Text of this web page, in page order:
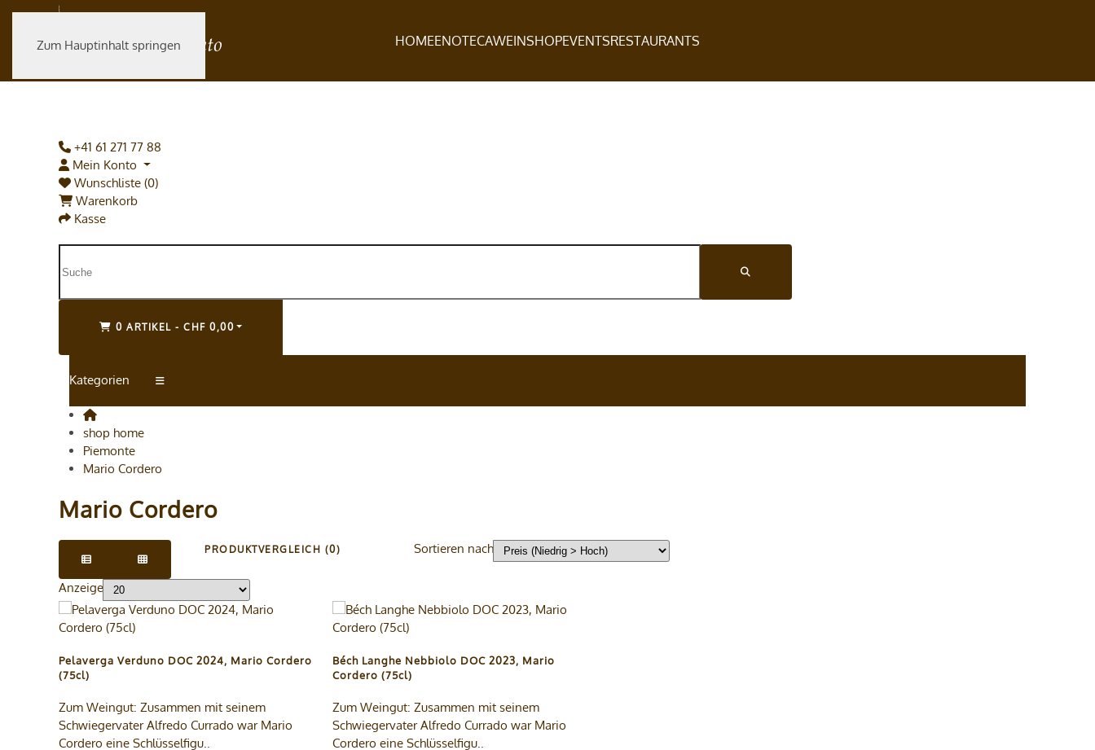
Zum Hauptinhalt springen HOMEENOTECAWEINSHOPEVENTSRESTAURANTS
+41 61 271 77 88
Mein Konto
Wunschliste (0)
Warenkorb
Kasse
0 ARTIKEL - CHF 0,00
Kategorien
shop home
Piemonte
Mario Cordero
Mario Cordero
PRODUKTVERGLEICH (0) Sortieren nach
Anzeige
Pelaverga Verduno DOC 2024, Mario Cordero
(75cl)
Zum Weingut: Zusammen mit seinem
Schwiegervater Alfredo Currado war Mario
Cordero eine Schlüsselfigu..
Béch Langhe Nebbiolo DOC 2023, Mario
Cordero (75cl)
Zum Weingut: Zusammen mit seinem
Schwiegervater Alfredo Currado war Mario
Cordero eine Schlüsselfigu..